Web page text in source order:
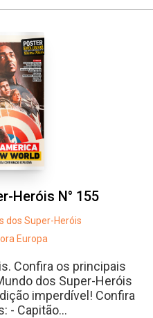
Heróis N° 155
dos Super-Heróis
Europa
Confira os principais
dos Super-Heróis
imperdível! Confira
- Capitão...